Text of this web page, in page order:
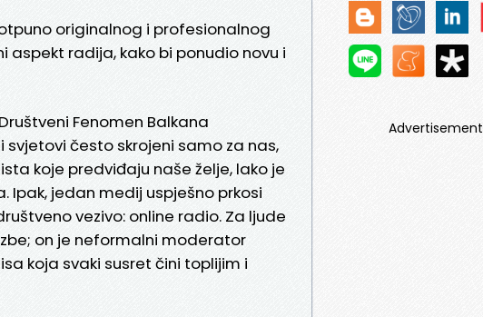
originalnog i profesionalnog
radija, kako bi ponudio novu i
Fenomen Balkana
često skrojeni samo za nas,
koje predviđaju naše želje, lako je
Ipak, jedan medij uspješno prkosi
vezivo: online radio. Za ljude
on je neformalni moderator
koja svaki susret čini toplijim i
Advertisement